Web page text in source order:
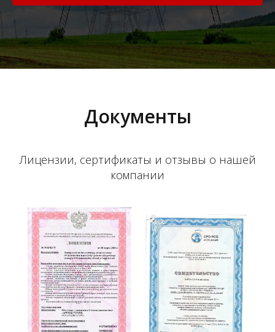
Документы
Лицензии, сертификаты и отзывы о нашей
компании